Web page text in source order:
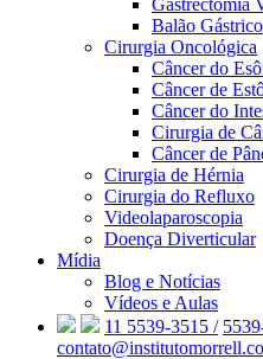
Gastrectomia
Balão Gástrico
Cirurgia Oncológica
Câncer do
Câncer de
Câncer do
Cirurgia de
Câncer de
Cirurgia de Hérnia
Cirurgia do Refluxo
Videolaparoscopia
Doença Diverticular
Mídia
Blog e Notícias
Vídeos e Aulas
11 5539-3515 /